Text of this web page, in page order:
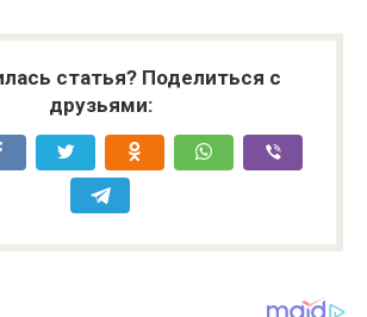
статья? Поделиться с
друзьями: